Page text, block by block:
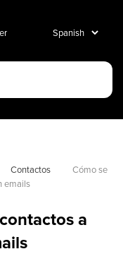
Contactos
Cómo se
emails
a